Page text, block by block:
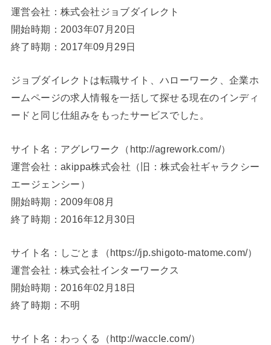
運営会社：株式会社ジョブダイレクト
開始時期：2003年07月20日
終了時期：2017年09月29日
ジョブダイレクトは転職サイト、ハローワーク、企業ホ
ームページの求人情報を一括して探せる現在のインディ
ードと同じ仕組みをもったサービスでした。
サイト名：アグレワーク（http://agrework.com/）
運営会社：akippa株式会社（旧：株式会社ギャラクシー
エージェンシー）
開始時期：2009年08月
終了時期：2016年12月30日
サイト名：しごとま（https://jp.shigoto-matome.com/）
運営会社：株式会社インターワークス
開始時期：2016年02月18日
終了時期：不明
サイト名：わっくる（http://waccle.com/）